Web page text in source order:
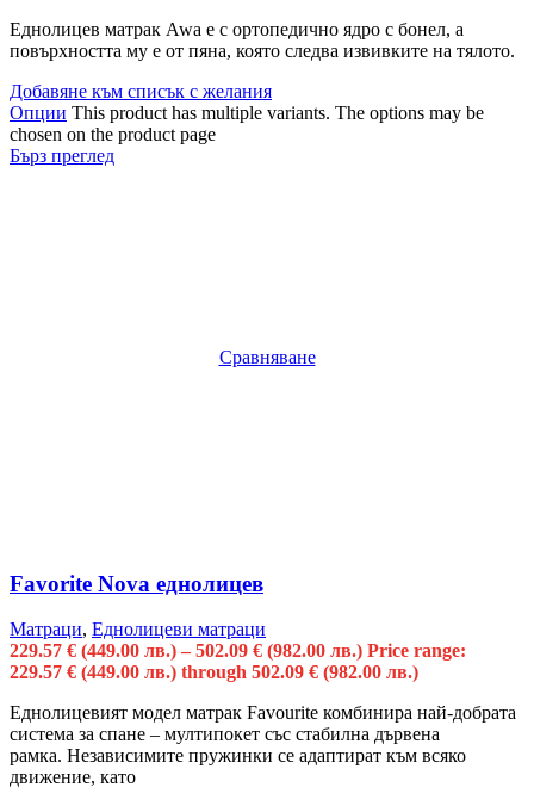
Еднолицев матрак Awa е с oртопедично ядро с бонел, а
повърхността му e от пяна, която следва извивките на тялото.
Добавяне към списък с желания
Опции This product has multiple variants. The options may be
chosen on the product page
Бърз преглед
Сравняване
Favorite Nova еднолицев
Матраци, Еднолицеви матраци
229.57 € (449.00 лв.) – 502.09 € (982.00 лв.) Price range:
229.57 € (449.00 лв.) through 502.09 € (982.00 лв.)
Еднолицевият модел матрак Favourite комбинира най-добрата
система за спане – мултипокет със стабилна дървена
рамка. Независимите пружинки се адаптират към всяко
движение, като